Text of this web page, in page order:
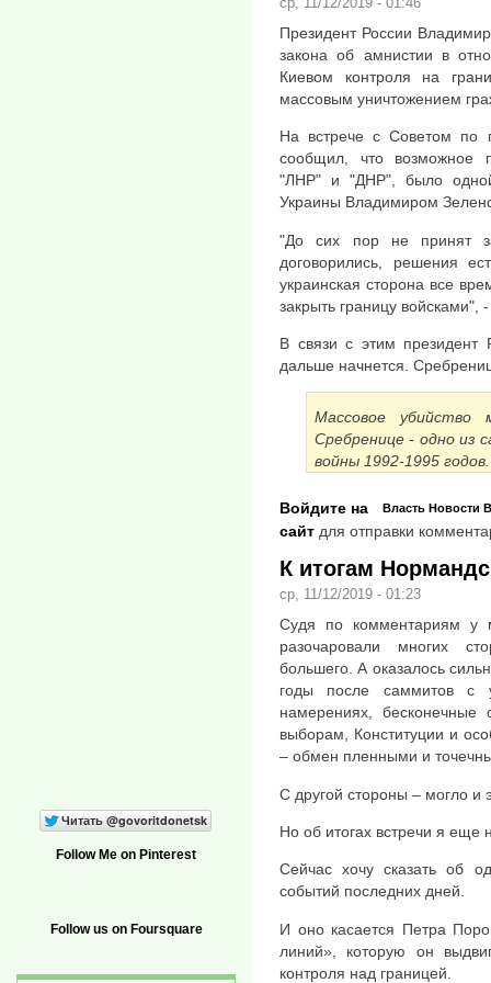
Президент России
закона об амнистии в
Киевом контроля на
массовым уничтожением
На встрече с Советом по
сообщил, что возможное
"ЛНР" и "ДНР", было
Украины Владимиром
"До сих пор не принят
договорились, решения
украинская сторона все
закрыть границу войсками",
В связи с этим
дальше начнется.
Массовое
Сребренице - одно из
войны 1992-1995 годов.
Власть Новости
Войдите на
сайт для отправки
К итогам
ср, 11/12/2019 - 01:23
Судя по комментариям у
разочаровали многих
большего. А оказалось
годы после саммитов с
намерениях,
выборам, Конституции и
– обмен пленными и
С другой стороны – могло и
Но об итогах встречи я еще
Сейчас хочу сказать об
событий последних дней.
И оно касается Петра
линий», которую он
контроля над границей.
Follow Me on Pinterest
Follow us on Foursquare